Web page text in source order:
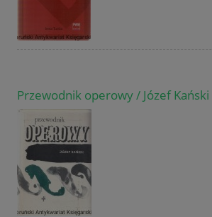
Przewodnik operowy / Józef Kański